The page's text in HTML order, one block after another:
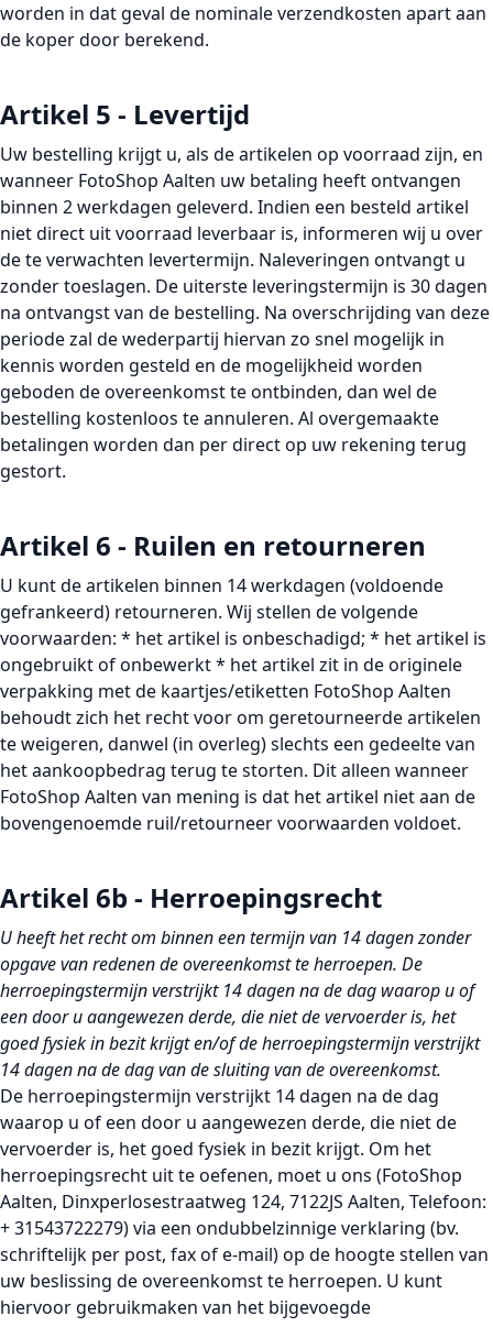
worden in dat geval de nominale verzendkosten apart aan
de koper door berekend.
Artikel 5 - Levertijd
Uw bestelling krijgt u, als de artikelen op voorraad zijn, en
wanneer FotoShop Aalten uw betaling heeft ontvangen
binnen 2 werkdagen geleverd. Indien een besteld artikel
niet direct uit voorraad leverbaar is, informeren wij u over
de te verwachten levertermijn. Naleveringen ontvangt u
zonder toeslagen. De uiterste leveringstermijn is 30 dagen
na ontvangst van de bestelling. Na overschrijding van deze
periode zal de wederpartij hiervan zo snel mogelijk in
kennis worden gesteld en de mogelijkheid worden
geboden de overeenkomst te ontbinden, dan wel de
bestelling kostenloos te annuleren. Al overgemaakte
betalingen worden dan per direct op uw rekening terug
gestort.
Artikel 6 - Ruilen en retourneren
U kunt de artikelen binnen 14 werkdagen (voldoende
gefrankeerd) retourneren. Wij stellen de volgende
voorwaarden: * het artikel is onbeschadigd; * het artikel is
ongebruikt of onbewerkt * het artikel zit in de originele
verpakking met de kaartjes/etiketten FotoShop Aalten
behoudt zich het recht voor om geretourneerde artikelen
te weigeren, danwel (in overleg) slechts een gedeelte van
het aankoopbedrag terug te storten. Dit alleen wanneer
FotoShop Aalten van mening is dat het artikel niet aan de
bovengenoemde ruil/retourneer voorwaarden voldoet.
Artikel 6b - Herroepingsrecht
U heeft het recht om binnen een termijn van 14 dagen zonder
opgave van redenen de overeenkomst te herroepen. De
herroepingstermijn verstrijkt 14 dagen na de dag waarop u of
een door u aangewezen derde, die niet de vervoerder is, het
goed fysiek in bezit krijgt en/of de herroepingstermijn verstrijkt
14 dagen na de dag van de sluiting van de overeenkomst.
De herroepingstermijn verstrijkt 14 dagen na de dag
waarop u of een door u aangewezen derde, die niet de
vervoerder is, het goed fysiek in bezit krijgt. Om het
herroepingsrecht uit te oefenen, moet u ons (FotoShop
Aalten, Dinxperlosestraatweg 124, 7122JS Aalten, Telefoon:
+ 31543722279) via een ondubbelzinnige verklaring (bv.
schriftelijk per post, fax of e-mail) op de hoogte stellen van
uw beslissing de overeenkomst te herroepen. U kunt
hiervoor gebruikmaken van het bijgevoegde